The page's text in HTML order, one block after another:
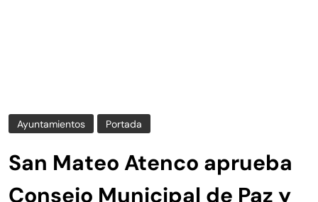
Ayuntamientos Portada
San Mateo Atenco aprueba
Consejo Municipal de Paz y